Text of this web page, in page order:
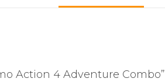
Action 4 Adventure Combo”